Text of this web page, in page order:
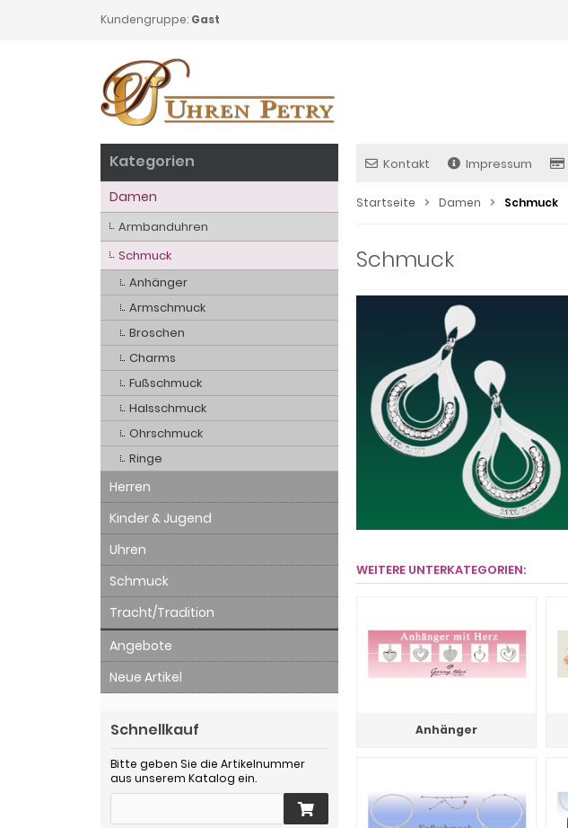
Kundengruppe: Gast
Kontakt Impressum
Startseite Damen Schmuck
Schmuck
WEITERE UNTERKATEGORIEN:
Anhänger
Kategorien
Damen
Armbanduhren
Schmuck
Anhänger
Armschmuck
Broschen
Charms
Fußschmuck
Halsschmuck
Ohrschmuck
Ringe
Herren
Kinder & Jugend
Uhren
Schmuck
Tracht/Tradition
Angebote
Neue Artikel
Schnellkauf
Bitte geben Sie die Artikelnummer
aus unserem Katalog ein.